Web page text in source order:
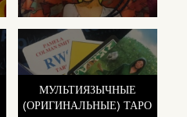
МУЛЬТИЯЗЫЧНЫЕ
(ОРИГИНАЛЬНЫЕ) ТАРО